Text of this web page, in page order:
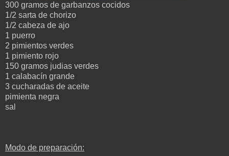
300 gramos de garbanzos cocidos
1/2 sarta de chorizo
1/2 cabeza de ajo
1 puerro
2 pimientos verdes
1 pimiento rojo
150 gramos judias verdes
1 calabacín grande
3 cucharadas de aceite
pimienta negra
sal
Modo de preparación: